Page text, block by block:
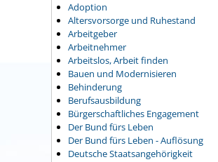
Adoption
Altersvorsorge und Ruhestand
Arbeitgeber
Arbeitnehmer
Arbeitslos, Arbeit finden
Bauen und Modernisieren
Behinderung
Berufsausbildung
Bürgerschaftliches Engagement
Der Bund fürs Leben
Der Bund fürs Leben - Auflösung
Deutsche Staatsangehörigkeit